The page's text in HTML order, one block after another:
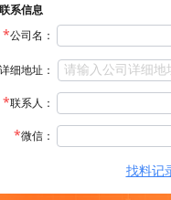
联系信息
公司名：
详细地址：
联系人：
微信：
找料记